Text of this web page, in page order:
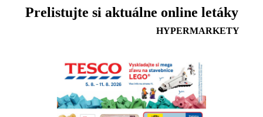
Prelistujte si aktuálne online letáky
HYPERMARKETY